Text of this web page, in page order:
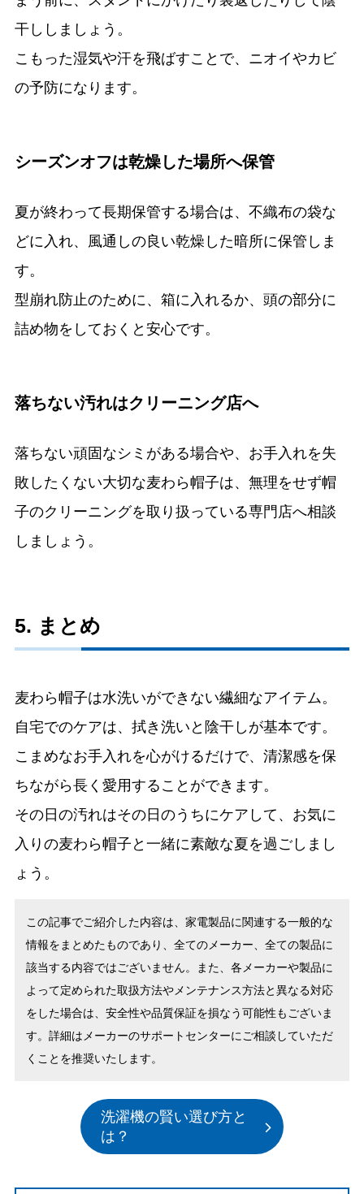
干ししましょう。
こもった湿気や汗を飛ばすことで、ニオイやカビ
の予防になります。
シーズンオフは乾燥した場所へ保管
夏が終わって長期保管する場合は、不織布の袋な
どに入れ、風通しの良い乾燥した暗所に保管しま
す。
型崩れ防止のために、箱に入れるか、頭の部分に
詰め物をしておくと安心です。
落ちない汚れはクリーニング店へ
落ちない頑固なシミがある場合や、お手入れを失
敗したくない大切な麦わら帽子は、無理をせず帽
子のクリーニングを取り扱っている専門店へ相談
しましょう。
5. まとめ
麦わら帽子は水洗いができない繊細なアイテム。
自宅でのケアは、拭き洗いと陰干しが基本です。
こまめなお手入れを心がけるだけで、清潔感を保
ちながら長く愛用することができます。
その日の汚れはその日のうちにケアして、お気に
入りの麦わら帽子と一緒に素敵な夏を過ごしまし
ょう。
この記事でご紹介した内容は、家電製品に関連する一般的な
情報をまとめたものであり、全てのメーカー、全ての製品に
該当する内容ではございません。また、各メーカーや製品に
よって定められた取扱方法やメンテナンス方法と異なる対応
をした場合は、安全性や品質保証を損なう可能性もございま
す。詳細はメーカーのサポートセンターにご相談していただ
くことを推奨いたします。
洗濯機の賢い選び方と
は？